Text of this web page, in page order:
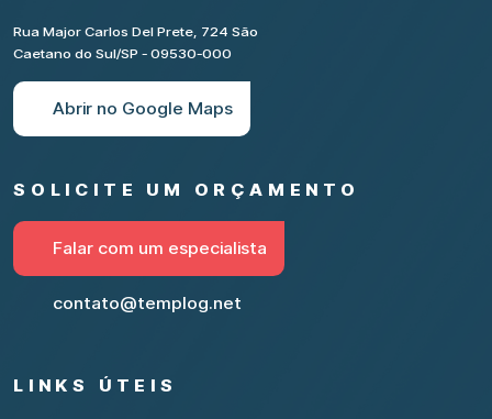
Rua Major Carlos Del Prete, 724 São
Caetano do Sul/SP - 09530-000
Abrir no Google Maps
SOLICITE UM ORÇAMENTO
Falar com um especialista
contato@templog.net
LINKS ÚTEIS